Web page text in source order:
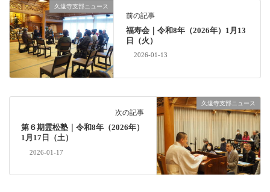
久遠寺支部ニュース
前の記事
福寿会｜令和8年（2026年）1月13
日（火）
2026-01-13
久遠寺支部ニュース
次の記事
第６期霊松塾｜令和8年（2026年）
1月17日（土）
2026-01-17